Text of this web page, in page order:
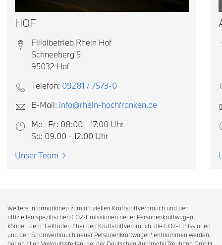
HOF
Filialbetrieb Rhein Hof
Schneeberg 5
95032 Hof
Telefon: 09281 / 7573-0
E-Mail: info@rhein-hochfranken.de
Mo- Fr: 08:00 - 17:00 Uhr
Sa: 09.00 - 12.00 Uhr
Unser Team
Weitere Informationen zum offiziellen Kraftstoffverbrauch und den
offiziellen spezifischen CO2-Emissionen neuer Personenkraftwagen
können dem 'Leitfaden über den Kraftstoffverbrauch, die CO2-Emissionen
und den Stromverbrauch neuer Personenkraftwagen' entnommen werden,